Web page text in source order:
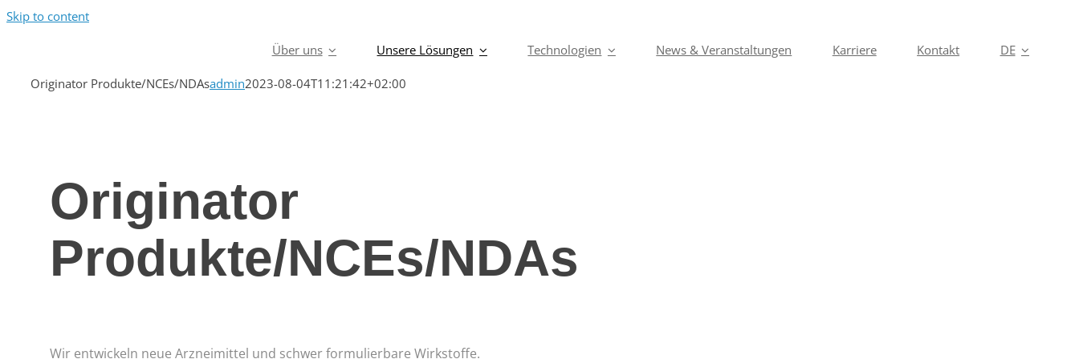
Skip to content
Über uns Unsere Lösungen Technologien News & Veranstaltungen Karriere Kontakt DE
Originator Produkte/NCEs/NDAsadmin2023-08-04T11:21:42+02:00
Originator
Produkte/NCEs/NDAs
Wir entwickeln neue Arzneimittel und schwer formulierbare Wirkstoffe.